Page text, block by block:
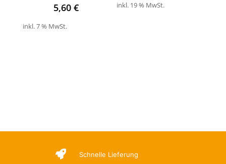
5,60 €
inkl. 7 % MwSt.
inkl. 19 % MwSt.
 Schnelle Lieferung